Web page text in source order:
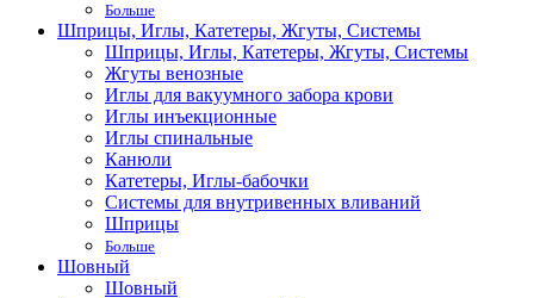
Больше
Шприцы, Иглы, Катетеры, Жгуты, Системы
Шприцы, Иглы, Катетеры, Жгуты, Системы
Жгуты венозные
Иглы для вакуумного забора крови
Иглы инъекционные
Иглы спинальные
Канюли
Катетеры, Иглы-бабочки
Системы для внутривенных вливаний
Шприцы
Больше
Шовный
Шовный